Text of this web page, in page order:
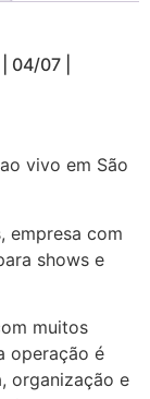
04/07 |
vivo em São
empresa com
shows e
muitos
operação é
organização e